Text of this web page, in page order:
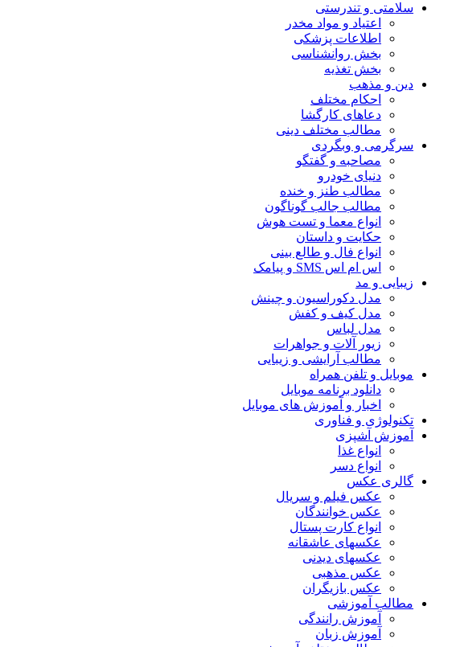
سلامتی و تندرستی
اعتیاد و مواد مخدر
اطلاعات پزشکی
بخش روانشناسی
بخش تغذیه
دین و مذهب
احکام مختلف
دعاهای کارگشا
مطالب مختلف دینی
سرگرمی و وبگردی
مصاحبه و گفتگو
دنیای خودرو
مطالب طنز و خنده
مطالب جالب گوناگون
انواع معما و تست هوش
حکایت و داستان
انواع فال و طالع بینی
اس ام اس SMS و پیامک
زیبایی و مد
مدل دکوراسیون و چینش
مدل کیف و کفش
مدل لباس
زیور آلات و جواهرات
مطالب آرایشی و زیبایی
موبایل و تلفن همراه
دانلود برنامه موبایل
اخبار و آموزش های موبایل
تکنولوژی و فناوری
آموزش آشپزی
انواع غذا
انواع دسر
گالری عکس
عکس فیلم و سریال
عکس خوانندگان
انواع کارت پستال
عکسهای عاشقانه
عکسهای دیدنی
عکس مذهبی
عکس بازیگران
مطالب آموزشی
آموزش رانندگی
آموزش زبان